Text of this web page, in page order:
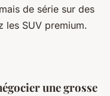
de série sur des
les SUV premium.
une grosse